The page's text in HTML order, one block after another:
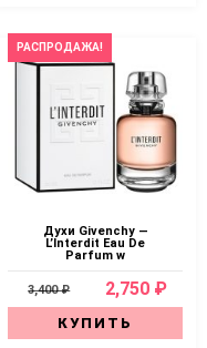
РАСПРОДАЖА!
Духи Givenchy —
L’Interdit Eau De
Parfum w
3,400 ₽ 2,750 ₽
КУПИТЬ